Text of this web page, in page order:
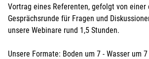
Vortrag eines Referenten, gefolgt von einer
Gesprächsrunde für Fragen und
unsere Webinare rund 1,5 Stunden.
Unsere Formate: Boden um 7 - Wasser um